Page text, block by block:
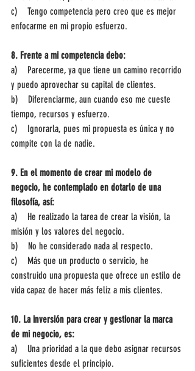
c)    Tengo competencia pero creo que es mejor
enfocarme en mi propio esfuerzo.
8. Frente a mi competencia debo:
a)    Parecerme, ya que tiene un camino recorrido
y puedo aprovechar su capital de clientes.
b)    Diferenciarme, aun cuando eso me cueste
tiempo, recursos y esfuerzo.
c)    Ignorarla, pues mi propuesta es única y no
compite con la de nadie.
9. En el momento de crear mi modelo de
negocio, he contemplado en dotarlo de una
filosofía, así:
a)    He realizado la tarea de crear la visión, la
misión y los valores del negocio.
b)    No he considerado nada al respecto.
c)    Más que un producto o servicio, he
construido una propuesta que ofrece un estilo de
vida capaz de hacer más feliz a mis clientes.
10. La inversión para crear y gestionar la marca
de mi negocio, es:
a)    Una prioridad a la que debo asignar recursos
suficientes desde el principio.